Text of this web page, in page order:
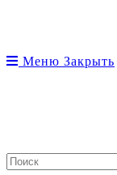
Меню Закрыть
Search